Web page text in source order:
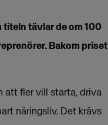
tävlar de om 100
Bakom priset
att fler vill starta, driva
näringsliv. Det krävs